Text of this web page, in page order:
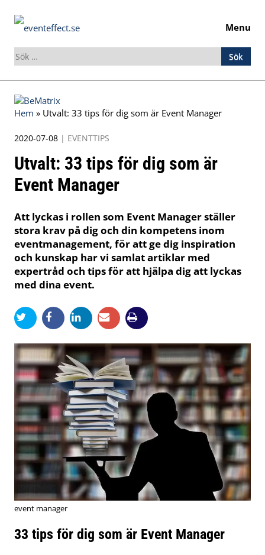
Menu
Sök
efter:
Skip
to
Hem » Utvalt: 33 tips för dig som är Event Manager
2020-07-08 | EVENTTIPS
Utvalt: 33 tips för dig som är
Event Manager
Att lyckas i rollen som Event Manager ställer
stora krav på dig och din kompetens inom
eventmanagement, för att ge dig inspiration
och kunskap har vi samlat artiklar med
expertråd och tips för att hjälpa dig att lyckas
med dina event.
event manager
33 tips för dig som är Event Manager